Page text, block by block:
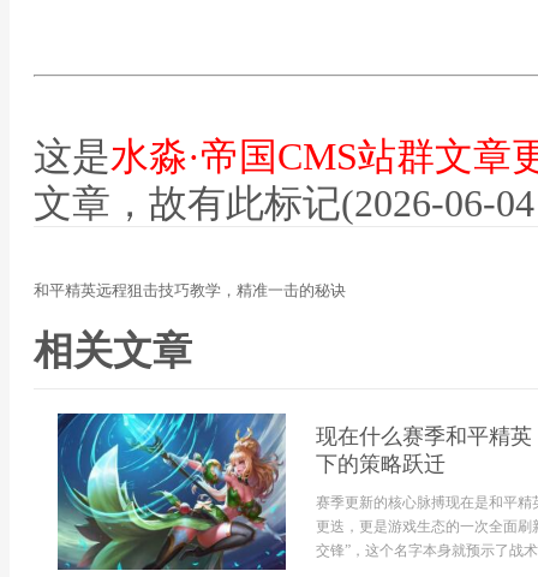
这是水淼·帝国CMS站群文章
文章，故有此标记(2026-06-
和平精英远程狙击技巧教学，精准一击的秘诀
相关文章
现在什么赛季和平精
下的策略跃迁
赛季更新的核心脉搏现在是和平
更迭，更是游戏生态的一次全面
交锋”，这个名字本身就预示了战